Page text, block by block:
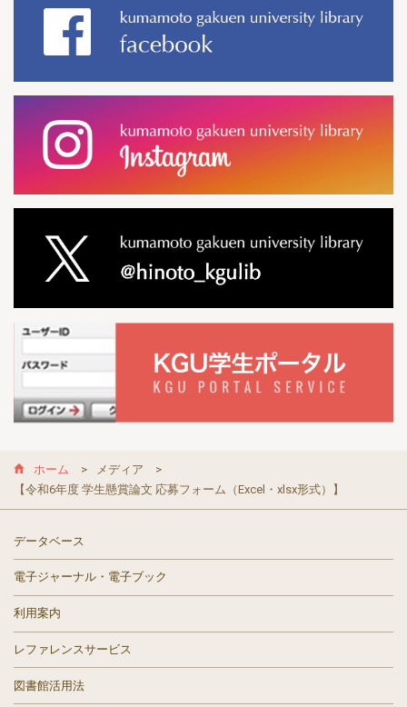
ホーム
メディア
【令和6年度 学生懸賞論文 応募フォーム（Excel・xlsx形式）】
データベース
電子ジャーナル・電子ブック
利用案内
レファレンスサービス
図書館活用法